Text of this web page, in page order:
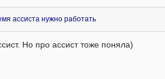
ассиста нужно работать
Но про ассист тоже поняла)